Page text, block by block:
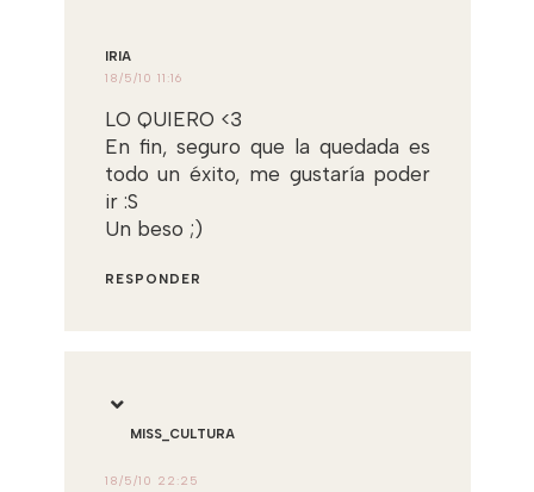
IRIA
18/5/10 11:16
LO QUIERO <3
En fin, seguro que la quedada es
todo un éxito, me gustaría poder
ir :S
Un beso ;)
RESPONDER
MISS_CULTURA
18/5/10 22:25